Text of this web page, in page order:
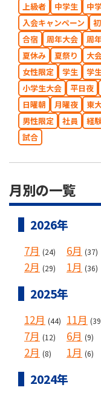
上級者
中学生 中
入会キャンペーン
合宿
周年大会 周
夏休み
夏祭り 大
女性限定
学生 学
小学生大会
平日夜
日曜朝
月曜夜 東
男性限定
社員 経
試合
月別の一覧
2026年
7月 (24) 6月 (37)
2月 (29) 1月 (36)
2025年
12月 (44) 11月
7月 (12) 6月 (9)
2月 (8) 1月 (6)
2024年